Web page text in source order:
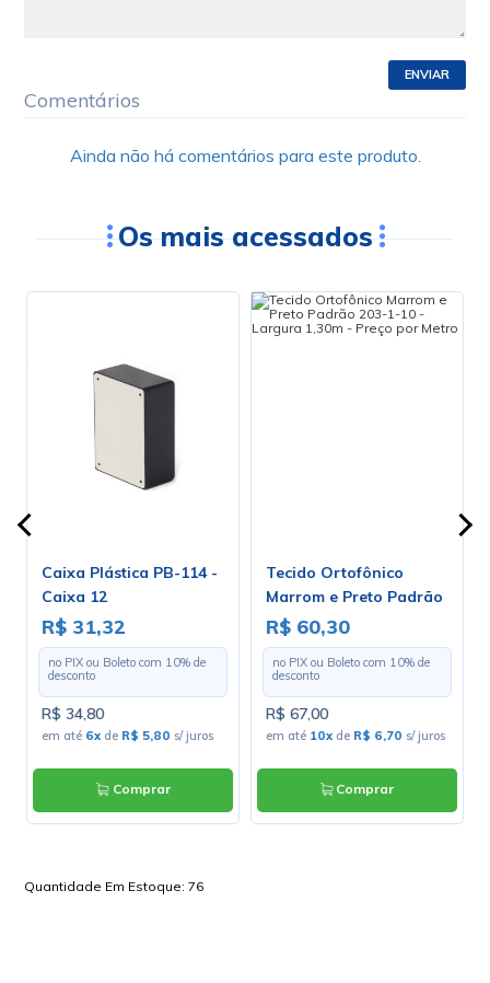
ENVIAR
Comentários
Ainda não há comentários para este produto.
Os mais acessados
Caixa Plástica PB-114 -
Caixa 12
R$ 31,32
no PIX ou Boleto com 10% de
desconto
R$ 34,80
em até 6xde R$ 5,80 s/ juros
Comprar
Tecido Ortofônico
Marrom e Preto Padrão
203-1-10 - Largura 1,30m
- Preço por Metro
R$ 60,30
no PIX ou Boleto com 10% de
desconto
R$ 67,00
em até 10xde R$ 6,70 s/ juros
Comprar
Quantidade Em Estoque:76